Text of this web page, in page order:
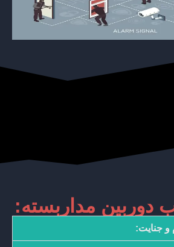
دوربین مداربسته:
و جنایت: